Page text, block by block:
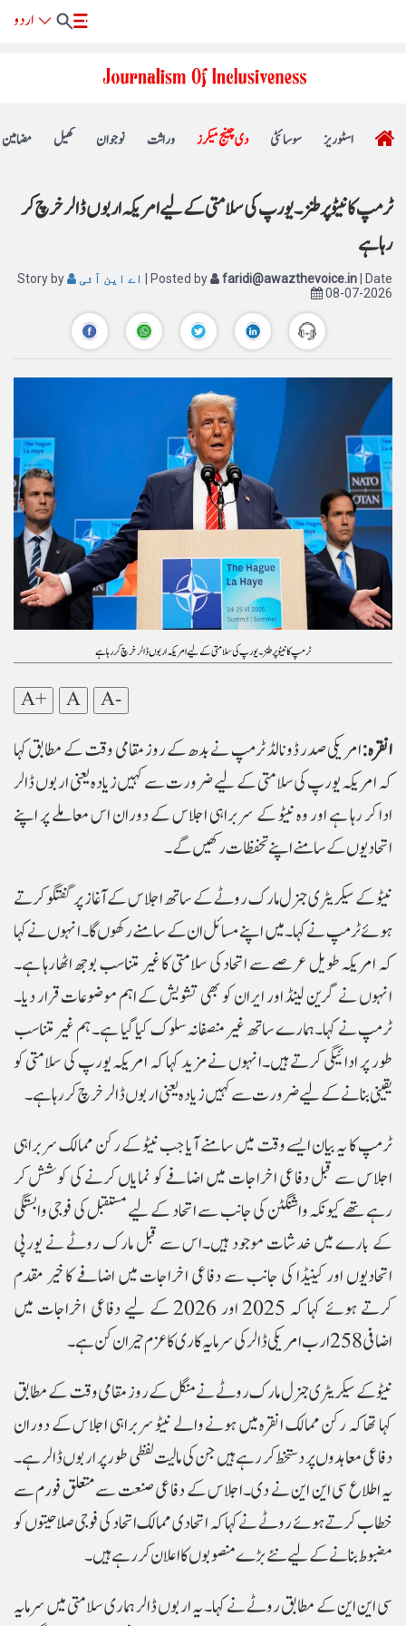
مضامین کھیل نوجوان وراثت دی چینج میکرز سوسائٹی اسٹوریز
ٹرمپ کا نیٹو پر طنز۔ یورپ کی سلامتی کے لیے امریکہ اربوں ڈالر خرچ کر
رہا ہے
Story by | Posted by faridi@awazthevoice.in | Date
08-07-2026
ٹرمپ کا نیٹو پر طنز۔ یورپ کی سلامتی کے لیے امریکہ اربوں ڈالر خرچ کر رہا ہے
A+ A A-
انقرہ:امریکی صدر ڈونالڈ ٹرمپ نے بدھ کے روز مقامی وقت کے مطابق کہا
کہ امریکہ یورپ کی سلامتی کے لیے ضرورت سے کہیں زیادہ یعنی اربوں ڈالر
ادا کر رہا ہے اور وہ نیٹو کے سربراہی اجلاس کے دوران اس معاملے پر اپنے
اتحادیوں کے سامنے اپنے تحفظات رکھیں گے۔
نیٹو کے سیکریٹری جنرل مارک روٹے کے ساتھ اجلاس کے آغاز پر گفتگو کرتے
ہوئے ٹرمپ نے کہا۔ میں اپنے مسائل ان کے سامنے رکھوں گا۔انہوں نے کہا
کہ امریکہ طویل عرصے سے اتحاد کی سلامتی کا غیر متناسب بوجھ اٹھا رہا ہے۔
انہوں نے گرین لینڈ اور ایران کو بھی تشویش کے اہم موضوعات قرار دیا۔
ٹرمپ نے کہا۔ہمارے ساتھ غیر منصفانہ سلوک کیا گیا ہے۔ ہم غیر متناسب
طور پر ادائیگی کرتے ہیں۔انہوں نے مزید کہا کہ امریکہ یورپ کی سلامتی کو
یقینی بنانے کے لیے ضرورت سے کہیں زیادہ یعنی اربوں ڈالر خرچ کر رہا ہے۔
ٹرمپ کا یہ بیان ایسے وقت میں سامنے آیا جب نیٹو کے رکن ممالک سربراہی
اجلاس سے قبل دفاعی اخراجات میں اضافے کو نمایاں کرنے کی کوشش کر
رہے تھے کیونکہ واشنگٹن کی جانب سے اتحاد کے لیے مستقبل کی فوجی وابستگی
کے بارے میں خدشات موجود ہیں۔اس سے قبل مارک روٹے نے یورپی
اتحادیوں اور کینیڈا کی جانب سے دفاعی اخراجات میں اضافے کا خیر مقدم
کرتے ہوئے کہا کہ 2025 اور 2026 کے لیے دفاعی اخراجات میں
اضافی 258 ارب امریکی ڈالر کی سرمایہ کاری کا عزم حیران کن ہے۔
نیٹو کے سیکریٹری جنرل مارک روٹے نے منگل کے روز مقامی وقت کے مطابق
کہا تھا کہ رکن ممالک انقرہ میں ہونے والے نیٹو سربراہی اجلاس کے دوران
دفاعی معاہدوں پر دستخط کر رہے ہیں جن کی مالیت لفظی طور پر اربوں ڈالر ہے۔
یہ اطلاع سی این این نے دی۔اجلاس کے دفاعی صنعت سے متعلق فورم سے
خطاب کرتے ہوئے روٹے نے کہا کہ اتحادی ممالک اتحاد کی فوجی صلاحیتوں کو
مضبوط بنانے کے لیے نئے بڑے منصوبوں کا اعلان کر رہے ہیں۔
سی این این کے مطابق روٹے نے کہا۔ یہ اربوں ڈالر ہماری سلامتی میں سرمایہ